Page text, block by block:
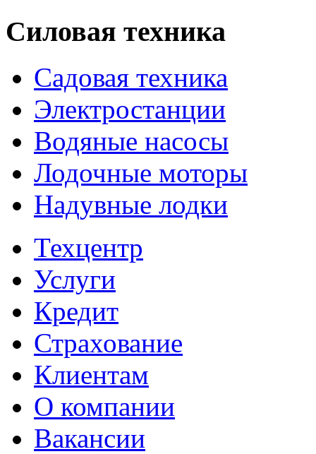
Силовая техника
Садовая техника
Электростанции
Водяные насосы
Лодочные моторы
Надувные лодки
Техцентр
Услуги
Кредит
Страхование
Клиентам
О компании
Вакансии